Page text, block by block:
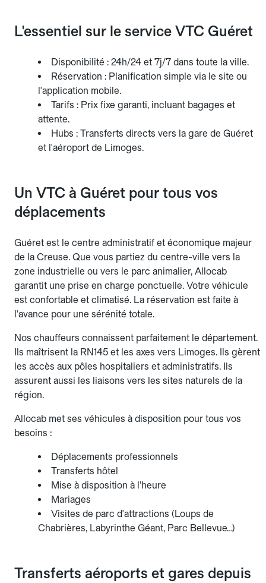
L'essentiel sur le service VTC Guéret
Disponibilité : 24h/24 et 7j/7 dans toute la ville.
Réservation : Planification simple via le site ou
l'application mobile.
Tarifs : Prix fixe garanti, incluant bagages et
attente.
Hubs : Transferts directs vers la gare de Guéret
et l'aéroport de Limoges.
Un VTC à Guéret pour tous vos
déplacements
Guéret est le centre administratif et économique majeur
de la Creuse. Que vous partiez du centre-ville vers la
zone industrielle ou vers le parc animalier, Allocab
garantit une prise en charge ponctuelle. Votre véhicule
est confortable et climatisé. La réservation est faite à
l'avance pour une sérénité totale.
Nos chauffeurs connaissent parfaitement le département.
Ils maîtrisent la RN145 et les axes vers Limoges. Ils gèrent
les accès aux pôles hospitaliers et administratifs. Ils
assurent aussi les liaisons vers les sites naturels de la
région.
Allocab met ses véhicules à disposition pour tous vos
besoins :
Déplacements professionnels
Transferts hôtel
Mise à disposition à l'heure
Mariages
Visites de parc d'attractions (Loups de
Chabrières, Labyrinthe Géant, Parc Bellevue…)
Transferts aéroports et gares depuis